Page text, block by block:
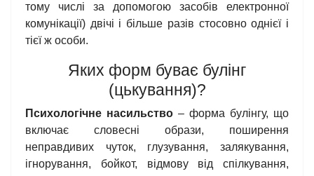
тому числі за допомогою засобів електронної
комунікації) двічі і більше разів стосовно однієї і
тієї ж особи.
Яких форм буває булінг
(цькування)?
Психологічне насильство – форма булінгу, що
включає словесні образи, поширення
неправдивих чуток, глузування, залякування,
ігнорування, бойкот, відмову від спілкування,